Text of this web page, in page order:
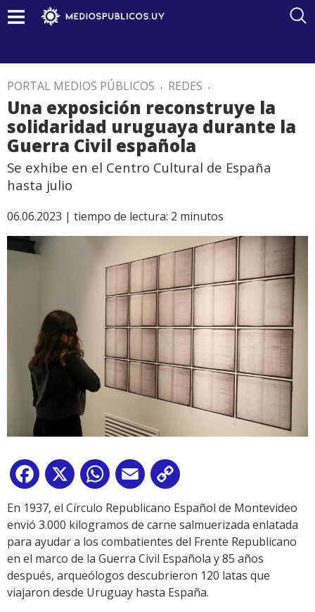
PORTAL MEDIOS PÚBLICOS . REDES .
Una exposición reconstruye la
solidaridad uruguaya durante la
Guerra Civil española
Se exhibe en el Centro Cultural de España
hasta julio
06.06.2023 | tiempo de lectura: 2 minutos
Facebook
X WhatsApp
Email
Link
En 1937, el Círculo Republicano Español de Montevideo
envió 3.000 kilogramos de carne salmuerizada enlatada
para ayudar a los combatientes del Frente Republicano
en el marco de la Guerra Civil Española y 85 años
después, arqueólogos descubrieron 120 latas que
viajaron desde Uruguay hasta España.